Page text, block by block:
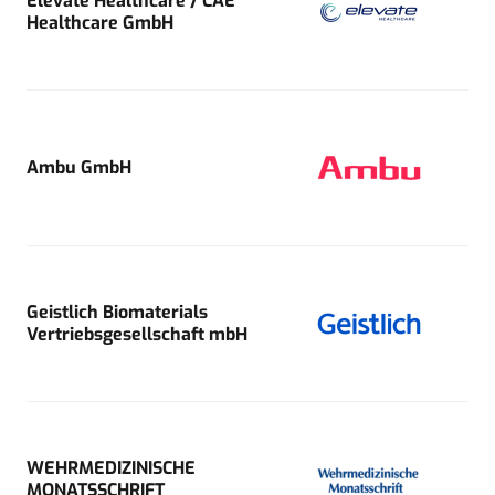
Healthcare GmbH
Ambu GmbH
Geistlich Biomaterials
Vertriebsgesellschaft mbH
WEHRMEDIZINISCHE
MONATSSCHRIFT